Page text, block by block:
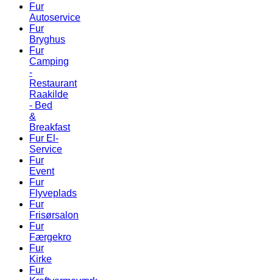
Fur
Autoservice
Fur
Bryghus
Fur
Camping
-
Restaurant
Raakilde
- Bed
&
Breakfast
Fur El-
Service
Fur
Event
Fur
Flyveplads
Fur
Frisørsalon
Fur
Færgekro
Fur
Kirke
Fur